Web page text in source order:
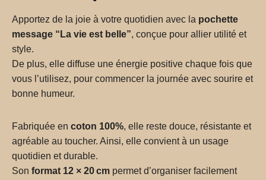
Apportez de la joie à votre quotidien avec la pochette
message “La vie est belle”, conçue pour allier utilité et
style.
De plus, elle diffuse une énergie positive chaque fois que
vous l’utilisez, pour commencer la journée avec sourire et
bonne humeur.
Fabriquée en coton 100%, elle reste douce, résistante et
agréable au toucher. Ainsi, elle convient à un usage
quotidien et durable.
Son format 12 × 20 cm permet d’organiser facilement